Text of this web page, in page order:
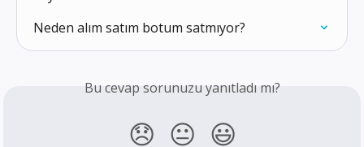
Neden alım satım botum satmıyor?
Bu cevap sorunuzu yanıtladı mı?
😞 😐 😃